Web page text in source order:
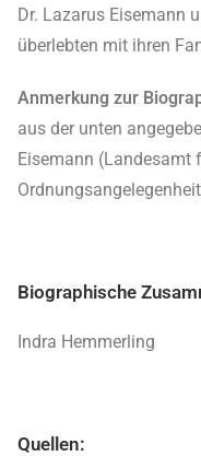
Dr. Lazarus Eisemann
überlebten mit ihren
Anmerkung zur
aus der unten
Eisemann (Landesamt
Biographische
Indra Hemmerling
Quellen: